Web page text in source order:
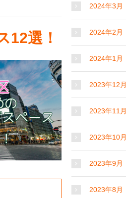
12選！
2024年3月
2024年2月
2024年1月
2023年12月
2023年11月
2023年10月
2023年9月
2023年8月